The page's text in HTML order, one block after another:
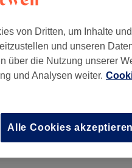
Färben und zupfen +
von Dritten, um Inhalte
und unseren
über die Nutzung unserer
und Analysen weiter.
Alle Cookies